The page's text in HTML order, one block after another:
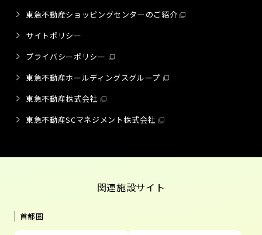
東急不動産ショッピングセンターのご紹介
サイトポリシー
プライバシーポリシー
東急不動産ホールディングスグループ
東急不動産株式会社
東急不動産SCマネジメント株式会社
関連施設サイト
首都圏